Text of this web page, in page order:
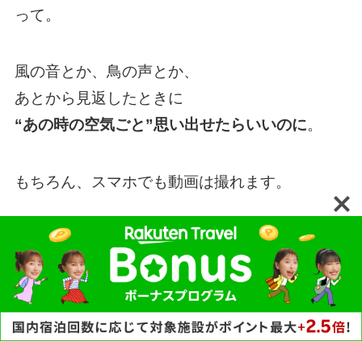
って。
風の音とか、鳥の声とか、
あとから見返したときに
“あの時の空気ごと”思い出せたらいいのに。
もちろん、スマホでも動画は撮れます。
でも、あとから見返してみると
「あれ、思ってたよりブレブレだった」
「撮ったはずなのに、なんかあっさりしてる」
ってこと、ありませんか？